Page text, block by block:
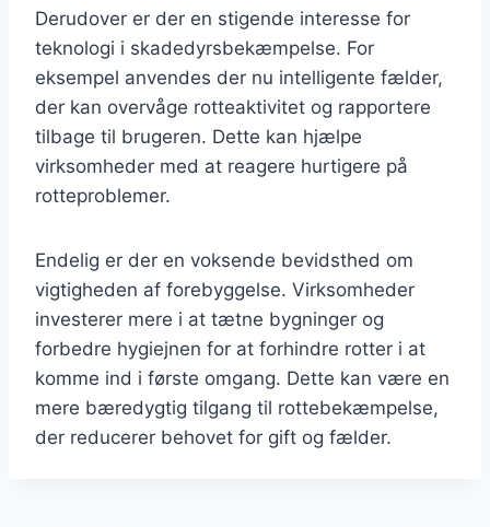
Derudover er der en stigende interesse for
teknologi i skadedyrsbekæmpelse. For
eksempel anvendes der nu intelligente fælder,
der kan overvåge rotteaktivitet og rapportere
tilbage til brugeren. Dette kan hjælpe
virksomheder med at reagere hurtigere på
rotteproblemer.
Endelig er der en voksende bevidsthed om
vigtigheden af forebyggelse. Virksomheder
investerer mere i at tætne bygninger og
forbedre hygiejnen for at forhindre rotter i at
komme ind i første omgang. Dette kan være en
mere bæredygtig tilgang til rottebekæmpelse,
der reducerer behovet for gift og fælder.